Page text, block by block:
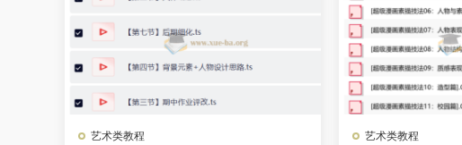
艺术类教程 艺术类教程